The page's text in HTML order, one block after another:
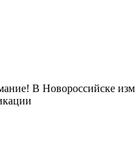
В Новороссийске